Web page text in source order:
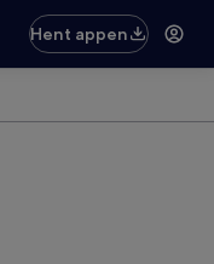
Hent appen